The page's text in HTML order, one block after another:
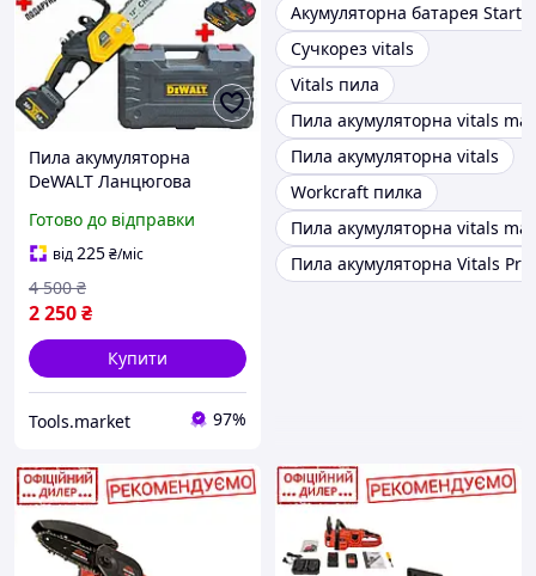
Пила акумуляторна
DeWALT Ланцюгова
Електропилка для
обрізання гілок Пила з
автоматичним
змащенням ланцюга
Готово до відправки
від225₴/міс
2 250₴
4 500 ₴
Купити
Tools.market 97%
Акумуляторна батарея Start
Сучкорез vitals
Vitals пила
Пила акумуляторна vitals
Пила акумуляторна vitals
Workcraft пилка
Пила акумуляторна vitals
Пила акумуляторна Vitals